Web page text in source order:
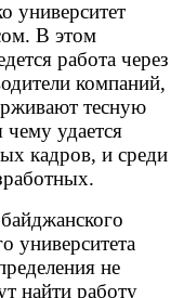
университет
В этом
работа через
компаний,
тесную
чему удается
кадров, и среди
университета
не
найти работу